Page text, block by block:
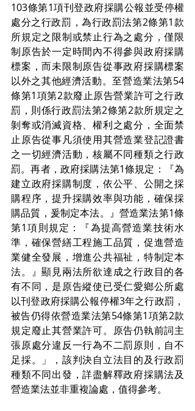
103條第1項刊登政府採購公報並受停權
處分之行政罰，為行政罰法第2條第1款
所規定之限制或禁止行為之處分，僅限
制原告於一定時間內不得參與政府採購
標案，而未限制原告從事政府採購標案
以外之其他經濟活動。至營造業法第54
條第1項第2款廢止原告營業許可之行政
罰，則係行政罰法第2條第2款所規定之
剝奪或消滅資格、權利之處分，全面禁
止原告從事凡須使用其營造業登記證書
之一切經濟活動，核屬不同種類之行政
罰。再者，政府採購法第1條規定：『為
建立政府採購制度，依公平、公開之採
購程序，提升採購效率與功能，確保採
購品質，爰制定本法。』營造業法第1條
第1項則規定：『為提高營造業技術水
準，確保營繕工程施工品質，促進營造
業健全發展，增進公共福祉，特制定本
法。』顯見兩法所欲達成之行政目的各
有不同，是原告縱使已受仁愛鄉公所處
以刊登政府採購公報停權3年之行政罰，
被告仍得依營造業法第54條第1項第2款
規定廢止其營業許可。原告仍執前詞主
張原處分違反一行為不二罰原則，自不
足採。」，該判決自立法目的及行政罰
種類不同出發，詳盡解釋政府採購法及
營造業法並非重複論處，值得參考。